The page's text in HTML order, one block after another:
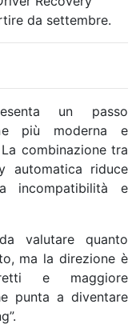
da settembre.
un passo
più moderna e
combinazione tra
automatica riduce
incompatibilità e
valutare quanto
ma la direzione è
e maggiore
punta a diventare